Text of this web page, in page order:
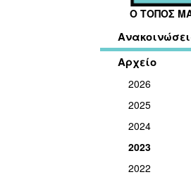
Ο ΤΟΠΟΣ
Αρχείο
2026
2025
2024
2023
2022